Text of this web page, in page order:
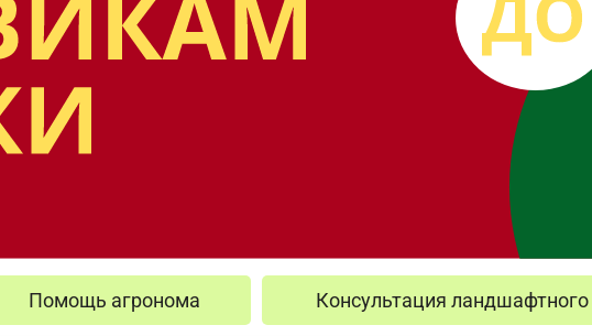
Помощь агронома Консультация ландшафтного